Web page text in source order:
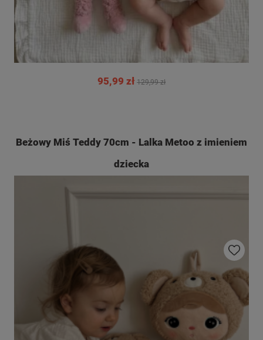
95,99 zł 129,99 zł
Beżowy Miś Teddy 70cm - Lalka Metoo z imieniem
dziecka
Do